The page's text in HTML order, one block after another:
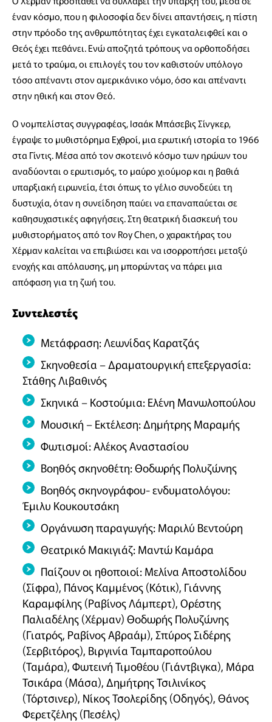
έναν κόσμο, που η φιλοσοφία δεν δίνει απαντήσεις, η πίστη
στην πρόοδο της ανθρωπότητας έχει εγκαταλειφθεί και ο
Θεός έχει πεθάνει. Ενώ αποζητά τρόπους να ορθοποδήσει
μετά το τραύμα, οι επιλογές του τον καθιστούν υπόλογο
τόσο απέναντι στον αμερικάνικο νόμο, όσο και απέναντι
στην ηθική και στον Θεό.
Ο νομπελίστας συγγραφέας, Ισαάκ Μπάσεβις Σίνγκερ,
έγραψε το μυθιστόρημα Εχθροί, μια ερωτική ιστορία το 1966
στα Γίντις. Μέσα από τον σκοτεινό κόσμο των ηρώων του
αναδύονται ο ερωτισμός, το μαύρο χιούμορ και η βαθιά
υπαρξιακή ειρωνεία, έτσι όπως το γέλιο συνοδεύει τη
δυστυχία, όταν η συνείδηση παύει να επαναπαύεται σε
καθησυχαστικές αφηγήσεις. Στη θεατρική διασκευή του
μυθιστορήματος από τον Roy Chen, ο χαρακτήρας του
Χέρμαν καλείται να επιβιώσει και να ισορροπήσει μεταξύ
ενοχής και απόλαυσης, μη μπορώντας να πάρει μια
απόφαση για τη ζωή του.
Συντελεστές
Μετάφραση: Λεωνίδας Καρατζάς
Σκηνοθεσία – Δραματουργική επεξεργασία:
Στάθης Λιβαθινός
Σκηνικά – Κοστούμια: Ελένη Μανωλοπούλου
Μουσική – Εκτέλεση: Δημήτρης Μαραμής
Φωτισμοί: Αλέκος Αναστασίου
Βοηθός σκηνοθέτη: Θοδωρής Πολυζώνης
Βοηθός σκηνογράφου- ενδυματολόγου:
Έμιλυ Κουκουτσάκη
Οργάνωση παραγωγής: Μαριλύ Βεντούρη
Θεατρικό Μακιγιάζ: Μαντώ Καμάρα
Παίζουν οι ηθοποιοί: Μελίνα Αποστολίδου
(Σίφρα), Πάνος Καμμένος (Κότικ), Γιάννης
Καραμφίλης (Ραβίνος Λάμπερτ), Ορέστης
Παλιαδέλης (Χέρμαν) Θοδωρής Πολυζώνης
(Γιατρός, Ραβίνος Αβραάμ), Σπύρος Σιδέρης
(Σερβιτόρος), Βιργινία Ταμπαροπούλου
(Ταμάρα), Φωτεινή Τιμοθέου (Γιάντβιγκα), Μάρα
Τσικάρα (Μάσα), Δημήτρης Τσιλινίκος
(Τόρτσινερ), Νίκος Τσολερίδης (Οδηγός), Θάνος
Φερετζέλης (Πεσέλς)